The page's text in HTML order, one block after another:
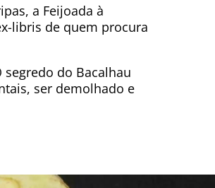
a Feijoada à
libris de quem procura
do Bacalhau
ser demolhado e